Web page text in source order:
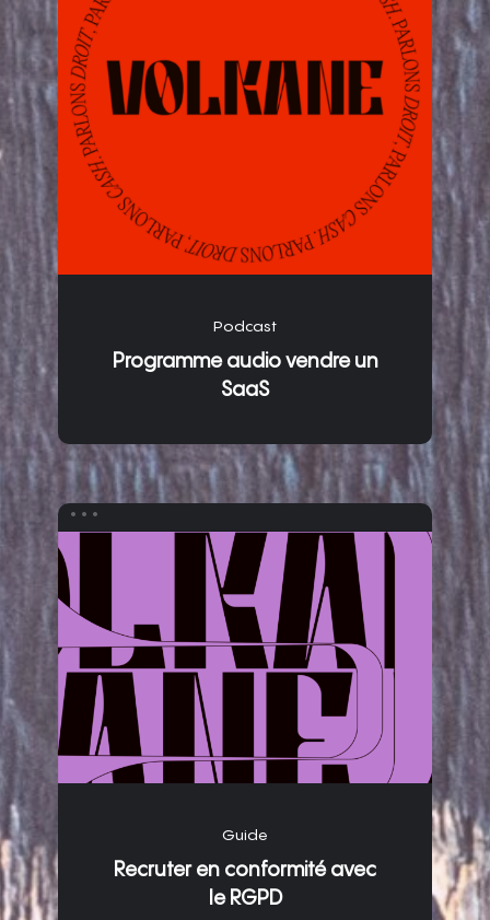
Podcast
Programme audio vendre un
SaaS
Guide
Recruter en conformité avec
le RGPD